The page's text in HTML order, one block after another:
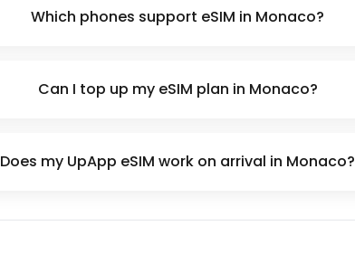
Which phones support eSIM in Monaco?
Can I top up my eSIM plan in Monaco?
Does my UpApp eSIM work on arrival in Monaco?